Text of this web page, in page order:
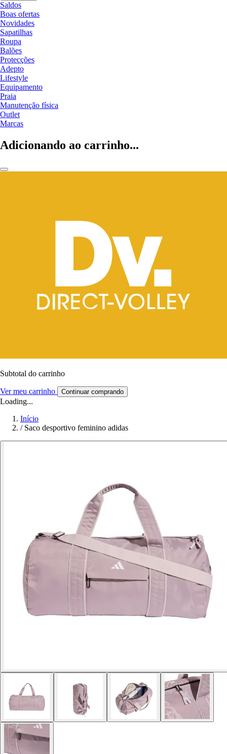
Saldos
Boas ofertas
Novidades
Sapatilhas
Roupa
Balões
Protecções
Adepto
Lifestyle
Equipamento
Praia
Manutenção física
Outlet
Marcas
Adicionando ao carrinho...
Subtotal do carrinho
Ver meu carrinho Continuar comprando
Loading...
Início
/ Saco desportivo feminino adidas